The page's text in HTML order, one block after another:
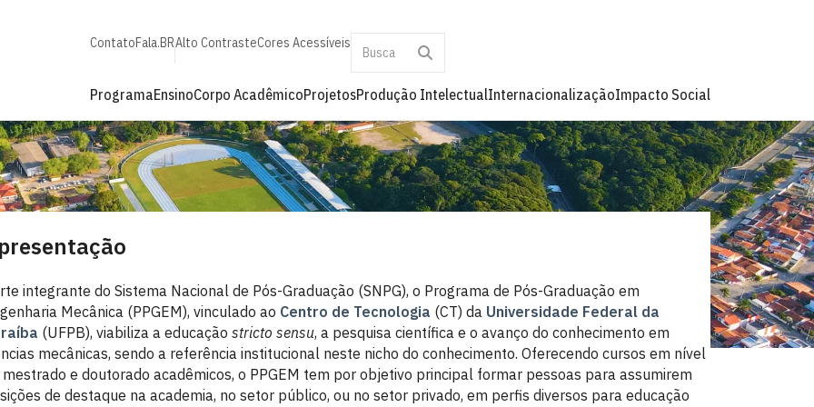
ContatoFala.BRAlto ContrasteCores Acessíveis
ProgramaEnsinoCorpo AcadêmicoProjetosProdução IntelectualInternacionalizaçãoImpacto Social
integrante do Sistema Nacional de Pós-Graduação (SNPG), o Programa de Pós-Graduação em
Mecânica (PPGEM), vinculado ao Centro de Tecnologia (CT) da Universidade Federal da
(UFPB), viabiliza a educação stricto sensu, a pesquisa científica e o avanço do conhecimento em
mecânicas, sendo a referência institucional neste nicho do conhecimento. Oferecendo cursos em nível
mestrado e doutorado acadêmicos, o PPGEM tem por objetivo principal formar pessoas para assumirem
de destaque na academia, no setor público, ou no setor privado, em perfis diversos para educação